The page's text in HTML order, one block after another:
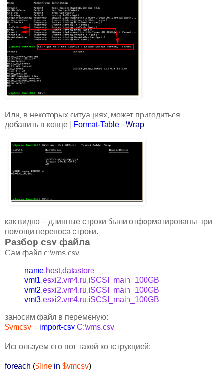
Или, в некоторых ситуациях, может пригодиться
добавить в конце
Format-Table –Wrap
как видно – длинные строки были отформатированы при
помощи переноса строки.
Разбор csv файла
Сам файл c:\vms.csv
name,host,datastore
vmt1,esxi2.vm4.ru,iSCSI_main_100GB
vmt2,esxi2.vm4.ru,iSCSI_main_100GB
vmt3,esxi2.vm4.ru,iSCSI_main_100GB
заносим файл в переменую:
$vmcsv = import-csv C:\vms.csv
Используем его вот такой конструкцией:
foreach ($line in $vmcsv)